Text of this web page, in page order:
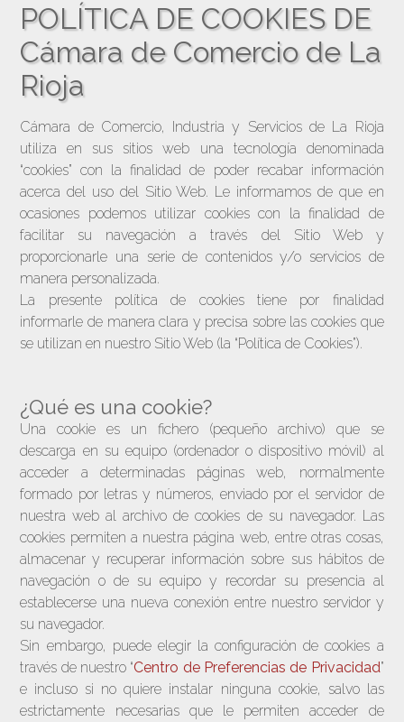
POLÍTICA DE COOKIES DE
Cámara de Comercio de La
Rioja
Cámara de Comercio, Industria y Servicios de La Rioja
utiliza en sus sitios web una tecnología denominada
“cookies” con la finalidad de poder recabar información
acerca del uso del Sitio Web. Le informamos de que en
ocasiones podemos utilizar cookies con la finalidad de
facilitar su navegación a través del Sitio Web y
proporcionarle una serie de contenidos y/o servicios de
manera personalizada.
La presente política de cookies tiene por finalidad
informarle de manera clara y precisa sobre las cookies que
se utilizan en nuestro Sitio Web (la “Política de Cookies”).
¿Qué es una cookie?
Una cookie es un fichero (pequeño archivo) que se
descarga en su equipo (ordenador o dispositivo móvil) al
acceder a determinadas páginas web, normalmente
formado por letras y números, enviado por el servidor de
nuestra web al archivo de cookies de su navegador. Las
cookies permiten a nuestra página web, entre otras cosas,
almacenar y recuperar información sobre sus hábitos de
navegación o de su equipo y recordar su presencia al
establecerse una nueva conexión entre nuestro servidor y
su navegador.
Sin embargo, puede elegir la configuración de cookies a
través de nuestro “Centro de Preferencias de Privacidad”
e incluso si no quiere instalar ninguna cookie, salvo las
estrictamente necesarias que le permiten acceder de